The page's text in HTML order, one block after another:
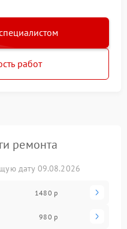
работ
ремонта
дату 09.08.2026
1480 р
980 р